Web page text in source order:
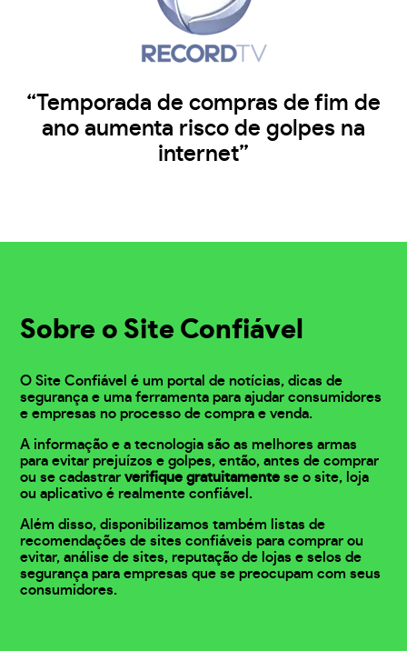
“Temporada de compras de fim de
ano aumenta risco de golpes na
internet”
Sobre o Site Confiável
O Site Confiável é um portal de notícias, dicas de
segurança e uma ferramenta para ajudar consumidores
e empresas no processo de compra e venda.
A informação e a tecnologia são as melhores armas
para evitar prejuízos e golpes, então, antes de comprar
ou se cadastrarverifique gratuitamente se o site, loja
ou aplicativo é realmente confiável.
Além disso, disponibilizamos também listas de
recomendações de sites confiáveis para comprar ou
evitar, análise de sites, reputação de lojas e selos de
segurança para empresas que se preocupam com seus
consumidores.